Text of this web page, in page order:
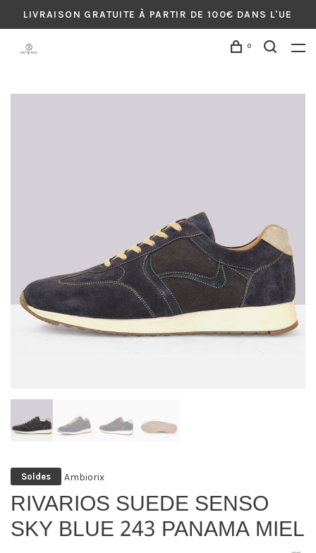
LIVRAISON GRATUITE À PARTIR DE 100€ DANS L'UE
0
Soldes Ambiorix
RIVARIOS SUEDE SENSO
SKY BLUE 243 PANAMA MIEL